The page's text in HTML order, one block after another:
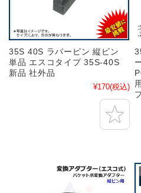
35S 40S ラバーピン 縦ピン
単品 エスコタイプ 35S-40S
新品 社外品
¥170(税込)